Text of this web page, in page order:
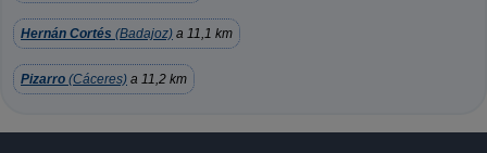
Hernán Cortés (Badajoz) a 11,1 km
Pizarro (Cáceres) a 11,2 km